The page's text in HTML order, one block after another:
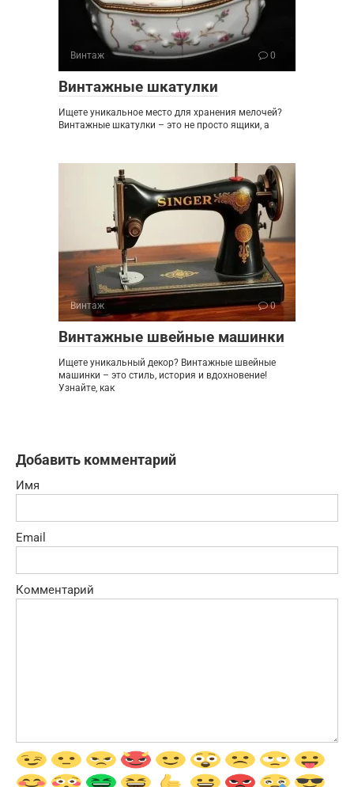
Винтаж 0
Винтажные шкатулки
Ищете уникальное место для хранения мелочей?
Винтажные шкатулки – это не просто ящики, а
Винтаж 0
Винтажные швейные машинки
Ищете уникальный декор? Винтажные швейные
машинки – это стиль, история и вдохновение!
Узнайте, как
Добавить комментарий
Имя
Email
Комментарий